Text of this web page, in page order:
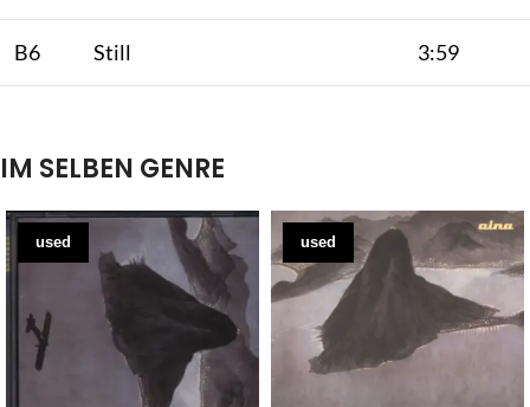
B6 Still 3:59
IM SELBEN GENRE
used used